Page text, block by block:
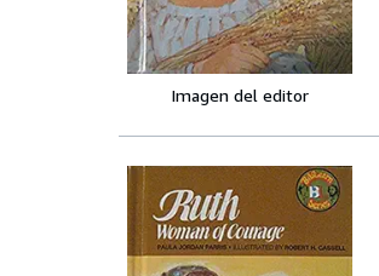
Imagen del editor